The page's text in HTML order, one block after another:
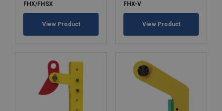
FHX/FHSX
View Product
FHX-V
View Product